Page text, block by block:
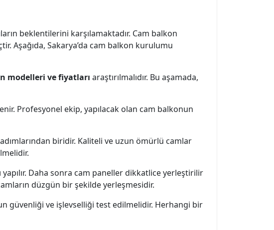
beklentilerini karşılamaktadır. Cam balkon
Aşağıda, Sakarya’da cam balkon kurulumu
modelleri ve fiyatları araştırılmalıdır. Bu aşamada,
Profesyonel ekip, yapılacak olan cam balkonun
biridir. Kaliteli ve uzun ömürlü camlar
Daha sonra cam paneller dikkatlice yerleştirilir
düzgün bir şekilde yerleşmesidir.
güvenliği ve işlevselliği test edilmelidir. Herhangi bir